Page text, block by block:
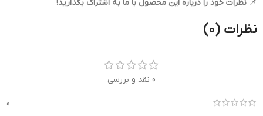
📌 نظرات خود را درباره این محصول با ما به اشتراک بگذارید!
نظرات (0)
0 نقد و بررسی
0